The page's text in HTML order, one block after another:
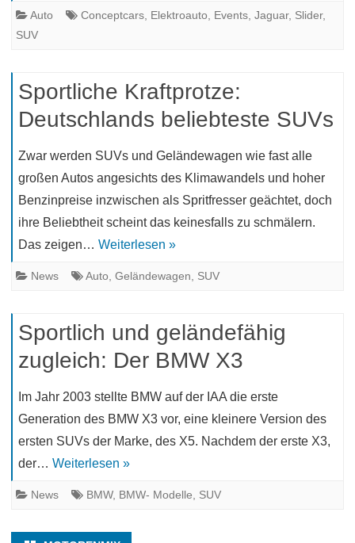
Auto Conceptcars Elektroauto Events Jaguar, Slider,
SUV
Sportliche Kraftprotze:
Deutschlands beliebteste SUVs
Zwar werden SUVs und Geländewagen wie fast alle
großen Autos angesichts des Klimawandels und hoher
Benzinpreise inzwischen als Spritfresser geächtet, doch
ihre Beliebtheit scheint das keinesfalls zu schmälern.
Das zeigen… Weiterlesen »
News Auto Geländewagen SUV
Sportlich und geländefähig
zugleich: Der BMW X3
Im Jahr 2003 stellte BMW auf der IAA die erste
Generation des BMW X3 vor, eine kleinere Version des
ersten SUVs der Marke, des X5. Nachdem der erste X3,
der… Weiterlesen »
News BMW, BMW- Modelle SUV